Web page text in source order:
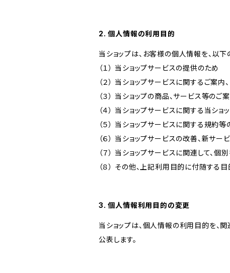
2. 個人情報の利用目的
当ショップは、お客様の個人情報を、以下
（１） 当ショップサービスの提供のため
（２） 当ショップサービスに関するご案
（３） 当ショップの商品、サービス等のご
（４） 当ショップサービスに関する当シ
（５） 当ショップサービスに関する規約
（６） 当ショップサービスの改善、新サ
（７） 当ショップサービスに関連して、
（８） その他、上記利用目的に付随する
3. 個人情報利用目的の変更
当ショップは、個人情報の利用目的を、
公表します。